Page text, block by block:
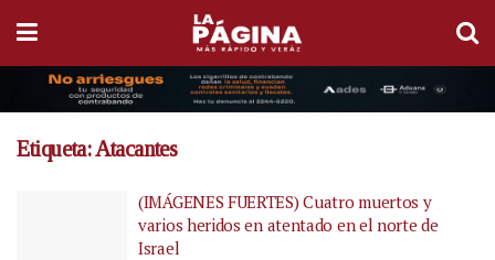
Etiqueta:Atacantes
(IMÁGENES FUERTES) Cuatro muertos y
varios heridos en atentado en el norte de
Israel